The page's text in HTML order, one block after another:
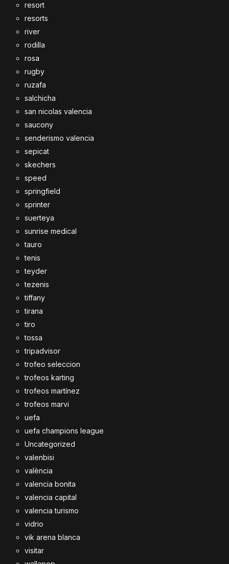
resort
resorts
river
rodilla
rosa
rugby
ruzafa
salchicha
san nicolas valencia
saucony
senderismo valencia
sepicat
skechers
speed
springfield
sprinter
suerteya
sunrise medical
tauro
tenis
teyder
tezenis
tiffany
tirana
tiro
tossa
tripadvisor
trofeo seleccion
trofeos karting
trofeos martínez
trofeos marvi
uefa
uefa champions league
Uncategorized
valenbisi
valència
valencia bonita
valencia capital
valencia turismo
vidrio
vik arena blanca
visitar